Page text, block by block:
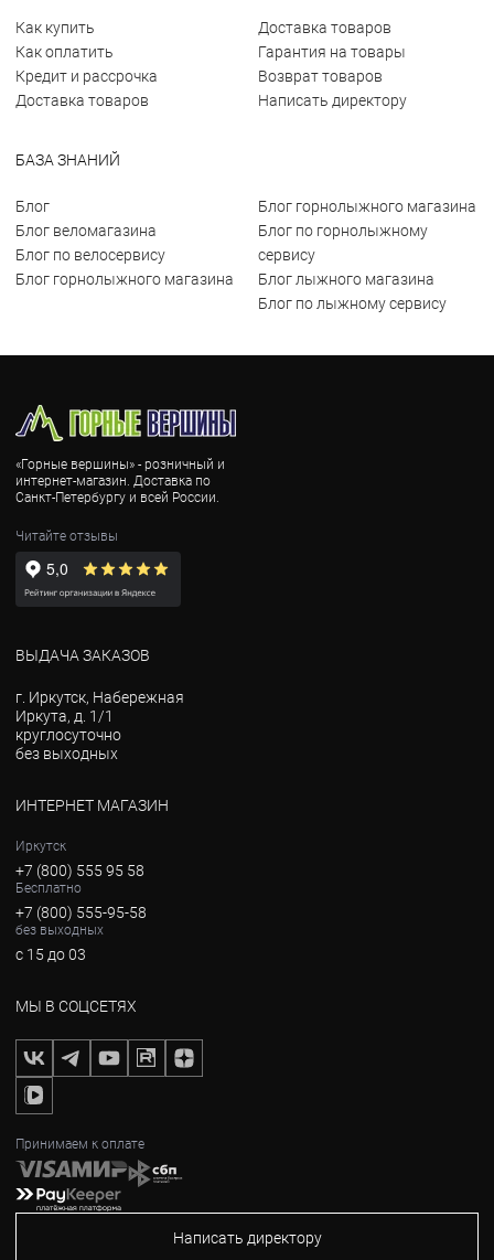
Как купить
Как оплатить
Кредит и рассрочка
Доставка товаров
Доставка товаров
Гарантия на товары
Возврат товаров
Написать директору
БАЗА ЗНАНИЙ
Блог
Блог веломагазина
Блог по велосервису
Блог горнолыжного магазина
Блог горнолыжного магазина
Блог по горнолыжному
сервису
Блог лыжного магазина
Блог по лыжному сервису
«Горные вершины» - розничный и
интернет-магазин. Доставка по
Санкт-Петербургу и всей России.
Читайте отзывы
ВЫДАЧА ЗАКАЗОВ
г. Иркутск, Набережная
Иркута, д. 1/1
круглосуточно
без выходных
ИНТЕРНЕТ МАГАЗИН
Иркутск
+7 (800) 555 95 58
Бесплатно
+7 (800) 555-95-58
без выходных
с 15 до 03
МЫ В СОЦСЕТЯХ
Принимаем к оплате
Написать директору